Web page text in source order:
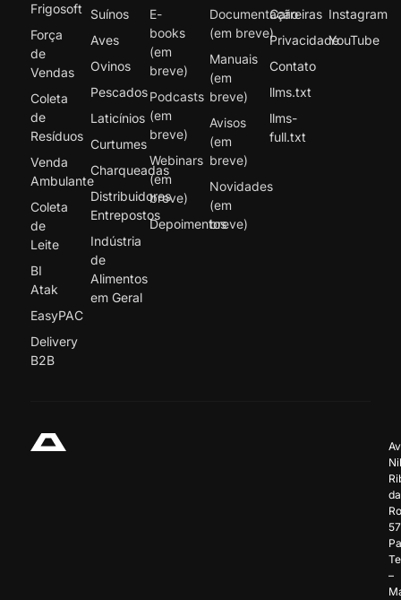
Frigosoft
Força
de
Vendas
Coleta
de
Resíduos
Venda
Ambulante
Coleta
de
Leite
BI
Atak
EasyPAC
Delivery
B2B
Suínos
Aves
Ovinos
Pescados
Laticínios
Curtumes
Charqueadas
Distribuidores
Entrepostos
Indústria
de
Alimentos
em Geral
E-
books
(em
breve)
Podcasts
(em
breve)
Webinars
(em
breve)
Depoimentos
Documentação
(em breve)
Manuais
(em
breve)
Avisos
(em
breve)
Novidades
(em
breve)
Carreiras
Privacidade
Contato
llms.txt
llms-
full.txt
Instagram
YouTube
da
–